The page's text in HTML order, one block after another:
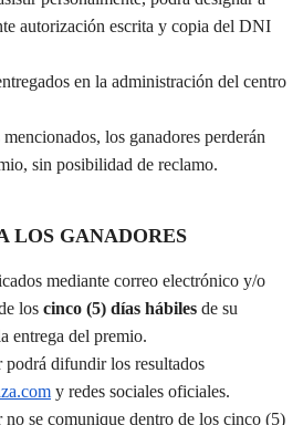
autorización escrita y copia del DNI
en la administración del centro
los ganadores perderán
sin posibilidad de reclamo.
LOS GANADORES
mediante correo electrónico y/o
los cinco (5) días hábiles de su
entrega del premio.
difundir los resultados
y redes sociales oficiales.
no se comunique dentro de los cinco (5)